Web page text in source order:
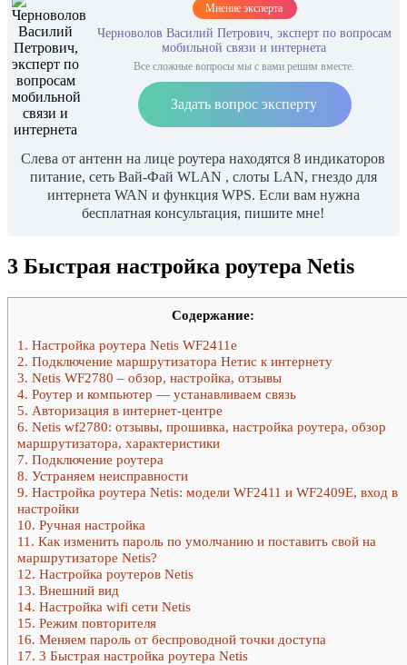
Мнение эксперта
Черноволов Василий Петрович, эксперт по вопросам
мобильной связи и интернета
Все сложные вопросы мы с вами решим вместе.
Задать вопрос эксперту
Слева от антенн на лице роутера находятся 8 индикаторов
питание, сеть Вай-Фай WLAN , слоты LAN, гнездо для
интернета WAN и функция WPS. Если вам нужна
бесплатная консультация, пишите мне!
3 Быстрая настройка роутера Netis
Содержание:
1. Настройка роутера Netis WF2411e
2. Подключение маршрутизатора Нетис к интернету
3. Netis WF2780 – обзор, настройка, отзывы
4. Роутер и компьютер — устанавливаем связь
5. Авторизация в интернет-центре
6. Netis wf2780: отзывы, прошивка, настройка роутера, обзор
маршрутизатора, характеристики
7. Подключение роутера
8. Устраняем неисправности
9. Настройка роутера Netis: модели WF2411 и WF2409E, вход в
настройки
10. Ручная настройка
11. Как изменить пароль по умолчанию и поставить свой на
маршрутизаторе Netis?
12. Настройка роутеров Netis
13. Внешний вид
14. Настройка wifi сети Netis
15. Режим повторителя
16. Меняем пароль от беспроводной точки доступа
17. 3 Быстрая настройка роутера Netis